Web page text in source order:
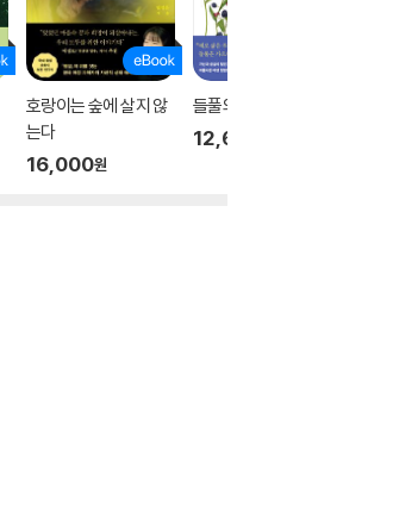
호랑이는 숲에 살지 않
는다
16,000원
들풀의 구원
12,600